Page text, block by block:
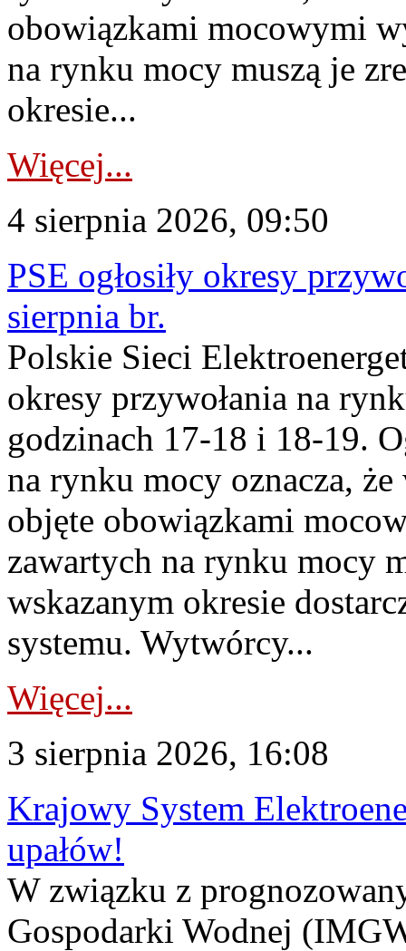
obowiązkami mocowymi
na rynku mocy muszą je
okresie...
Więcej...
4 sierpnia 2026, 09:50
PSE ogłosiły okresy
sierpnia br.
Polskie Sieci
okresy przywołania na
godzinach 17-18 i 18-19.
na rynku mocy oznacza,
objęte obowiązkami
zawartych na rynku mocy
wskazanym okresie
systemu. Wytwórcy...
Więcej...
3 sierpnia 2026, 16:08
Krajowy System
upałów!
W związku z
Gospodarki Wodnej